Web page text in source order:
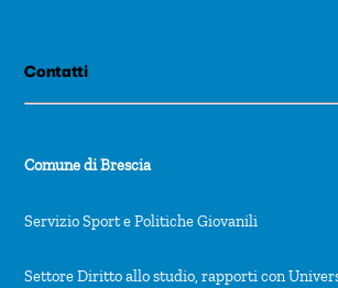
Contatti
Comune di Brescia
Servizio Sport e Politiche Giovanili
Settore Diritto allo studio, rapporti con